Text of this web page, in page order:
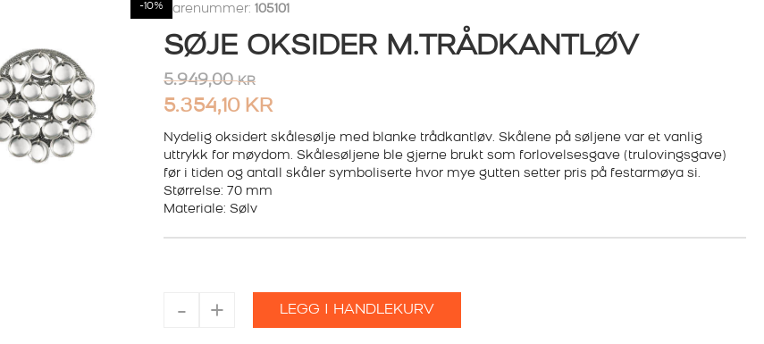
-10% Varenummer: 105101
SØJE OKSIDER M.TRÅDKANTLØV
5.949,00KR
OPPRINNELIG
PRIS
VAR:
5.949,00 KR.
5.354,10 KRNÅVÆRENDE
PRIS
ER:
5.354,10 KR.
Nydelig oksidert skålesølje med blanke trådkantløv. Skålene på søljene var et vanlig
uttrykk for møydom. Skålesøljene ble gjerne brukt som forlovelsesgave (trulovingsgave)
før i tiden og antall skåler symboliserte hvor mye gutten setter pris på festarmøya si.
Størrelse: 70 mm
Materiale: Sølv
-
OKSIDER
+ LEGG I HANDLEKURV